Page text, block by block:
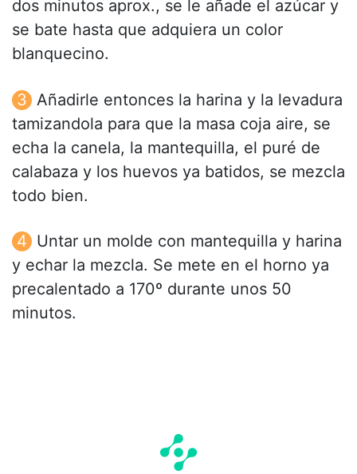
dos minutos aprox., se le añade el azúcar y
se bate hasta que adquiera un color
blanquecino.
Añadirle entonces la harina y la levadura
tamizandola para que la masa coja aire, se
echa la canela, la mantequilla, el puré de
calabaza y los huevos ya batidos, se mezcla
todo bien.
Untar un molde con mantequilla y harina
y echar la mezcla. Se mete en el horno ya
precalentado a 170º durante unos 50
minutos.